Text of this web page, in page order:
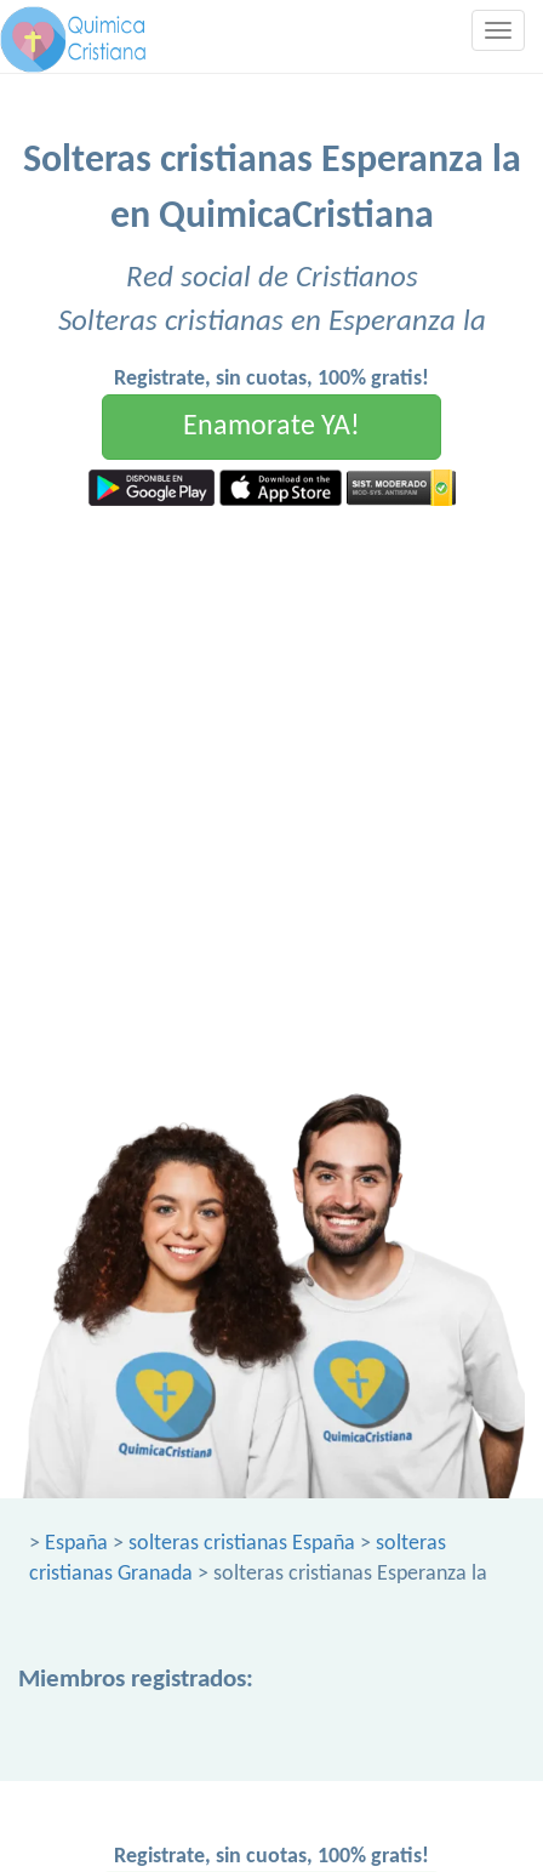
Solteras cristianas Esperanza la
en QuimicaCristiana
Red social de Cristianos
Solteras cristianas en Esperanza la
Registrate, sin cuotas, 100% gratis!
Enamorate YA!
> España > solteras cristianas España > solteras
cristianas Granada > solteras cristianas Esperanza la
Miembros registrados:
Registrate, sin cuotas, 100% gratis!